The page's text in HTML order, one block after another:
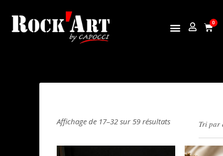
0
Affichage de 17–32 sur 59 résultats